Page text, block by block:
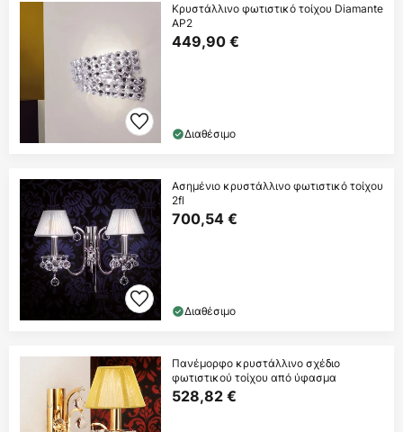
Κρυστάλλινο φωτιστικό τοίχου Diamante
AP2
449,90 €
Διαθέσιμο
Ασημένιο κρυστάλλινο φωτιστικό τοίχου
2fl
700,54 €
Διαθέσιμο
Πανέμορφο κρυστάλλινο σχέδιο
φωτιστικού τοίχου από ύφασμα
528,82 €